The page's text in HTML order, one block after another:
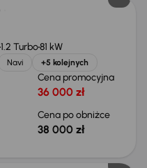
1.2 Turbo81 kW
Navi +5 kolejnych
Cena promocyjna
36 000 zł
Cena po obniżce
38 000 zł